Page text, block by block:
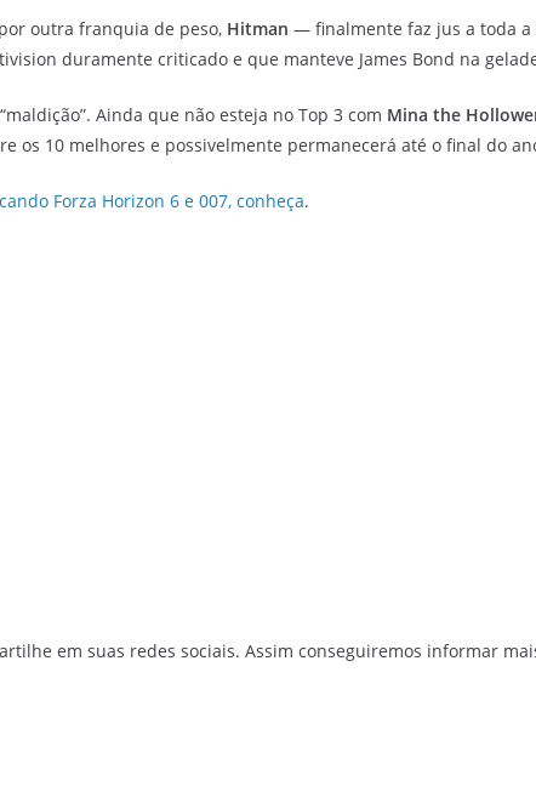
outra franquia de peso, Hitman — finalmente faz jus a toda a
duramente criticado e que manteve James Bond na
Ainda que não esteja no Top 3 com Mina the
os 10 melhores e possivelmente permanecerá até o final do
Forza Horizon 6 e 007, conheça.
em suas redes sociais. Assim conseguiremos informar